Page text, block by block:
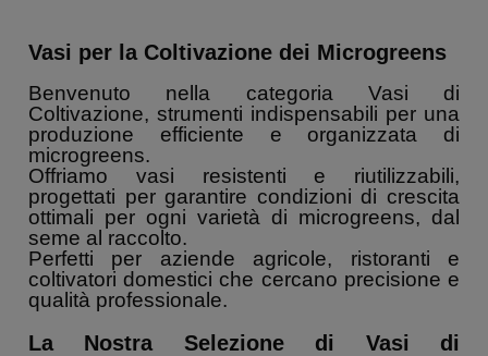
Vasi per la Coltivazione dei Microgreens
Benvenuto nella categoria Vasi di
Coltivazione, strumenti indispensabili per una
produzione efficiente e organizzata di
microgreens.
Offriamo vasi resistenti e riutilizzabili,
progettati per garantire condizioni di crescita
ottimali per ogni varietà di microgreens, dal
seme al raccolto.
Perfetti per aziende agricole, ristoranti e
coltivatori domestici che cercano precisione e
qualità professionale.
La Nostra Selezione di Vasi di